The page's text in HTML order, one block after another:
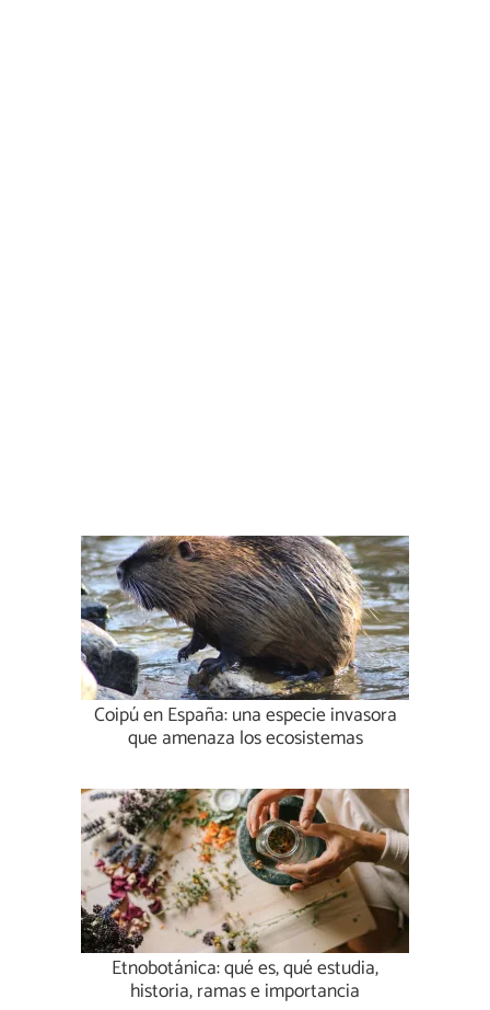
Coipú en España: una especie invasora
que amenaza los ecosistemas
Etnobotánica: qué es, qué estudia,
historia, ramas e importancia